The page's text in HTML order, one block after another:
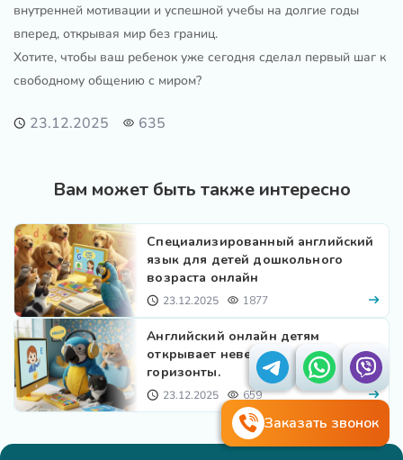
внутренней мотивации и успешной учебы на долгие годы
вперед, открывая мир без границ.
Хотите, чтобы ваш ребенок уже сегодня сделал первый шаг к
свободному общению с миром?
23.12.2025 635
Вам может быть также интересно
Специализированный английский
язык для детей дошкольного
возраста онлайн
23.12.2025 1877
Английский онлайн детям
открывает невероятные
горизонты.
23.12.2025 659
Заказать звонок